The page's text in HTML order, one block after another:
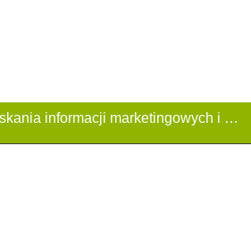
Ta Strona używa plików «cookies». Portal korzysta również z serwisu internetowego do zbierania danych technicznych o odwiedzających w celu uzyskania informacji marketingowych i statystycznych. Warunki przetwarzania danych odwiedzających Stronę, patrz: